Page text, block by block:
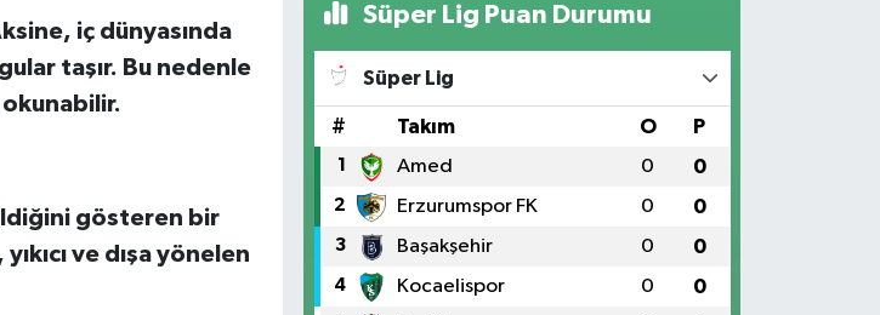
iç dünyasında
taşır. Bu nedenle
okunabilir.
gösteren bir
ve dışa yönelen
Süper Lig Puan Durumu
Süper Lig
# Takım O P
1 Amed 0 0
2 Erzurumspor FK 0 0
3 Başakşehir 0 0
4 Kocaelispor 0 0